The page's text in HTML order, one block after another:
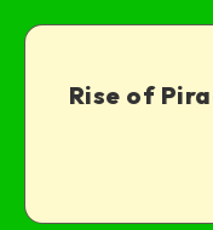
Rise of